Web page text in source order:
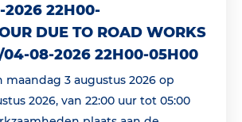
22H00-
DUE TO ROAD WORKS
08-2026 22H00-05H00
maandag 3 augustus 2026 op
2026, van 22:00 uur tot 05:00